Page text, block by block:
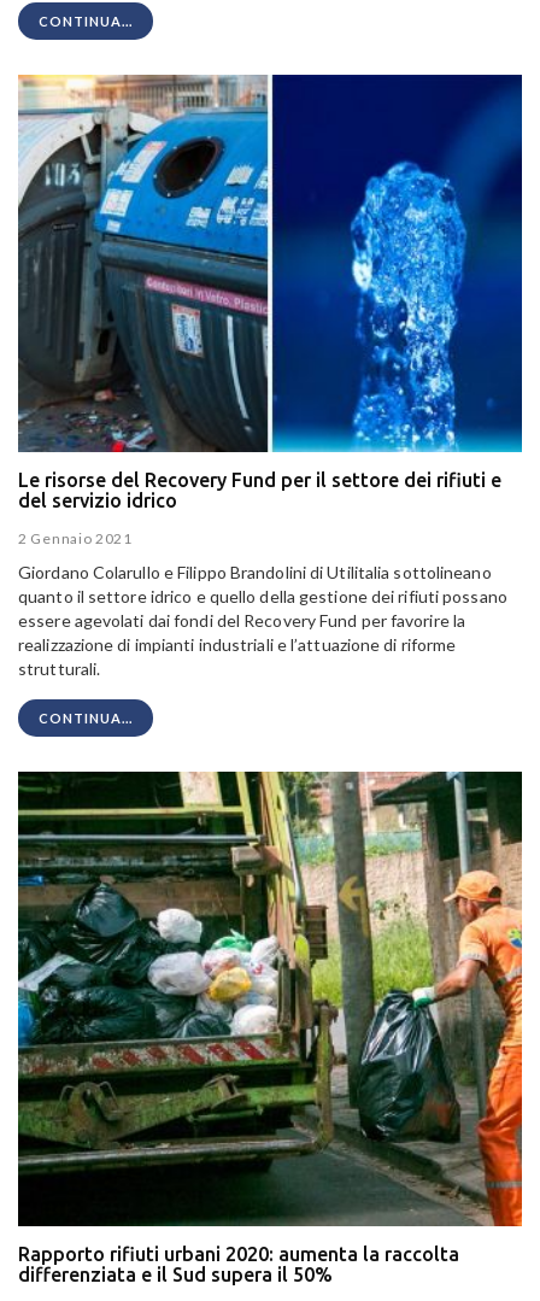
CONTINUA...
Le risorse del Recovery Fund per il settore dei rifiuti e
del servizio idrico
2 Gennaio 2021
Giordano Colarullo e Filippo Brandolini di Utilitalia sottolineano
quanto il settore idrico e quello della gestione dei rifiuti possano
essere agevolati dai fondi del Recovery Fund per favorire la
realizzazione di impianti industriali e l’attuazione di riforme
strutturali.
CONTINUA...
Rapporto rifiuti urbani 2020: aumenta la raccolta
differenziata e il Sud supera il 50%